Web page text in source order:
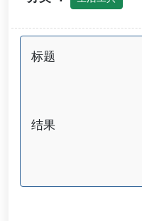
标题
结果